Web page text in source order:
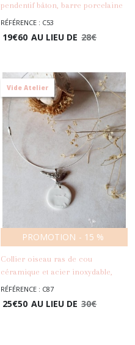
pendentif bâton, barre porcelaine
blanche, acier inoxydable,
RÉFÉRENCE : C53
19€60 AU LIEU DE 28€
Vide Atelier
PROMOTION - 15 %
Collier oiseau ras de cou
céramique et acier inoxydable,
pendentif porcelaine blanche
RÉFÉRENCE : C87
25€50 AU LIEU DE 30€